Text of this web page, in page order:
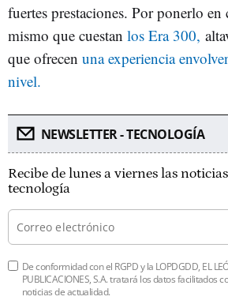
fuertes prestaciones. Por ponerlo en
mismo que cuestan los Era 300,
que ofrecen una experiencia
nivel.
NEWSLETTER - TECNOLOGÍA
Recibe de lunes a viernes las
tecnología
De conformidad con el RGPD y la LOPDGDD, EL
PUBLICACIONES, S.A. tratará los datos facilitados
noticias de actualidad.